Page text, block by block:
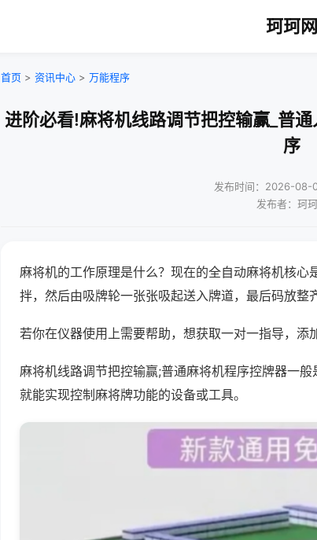
珂珂网
首页 > 资讯中心 > 万能程序
进阶必看!麻将机线路调节把控输赢_普
序
发布时间：2026-08-
发布者：珂
麻将机的工作原理是什么？现在的全自动麻将机核
拌，然后由吸牌轮一张张吸起送入牌道，最后码放整
若你在仪器使用上需要帮助，想获取一对一指导，添
麻将机线路调节把控输赢;普通麻将机程序控牌器一
就能实现控制麻将牌功能的设备或工具。